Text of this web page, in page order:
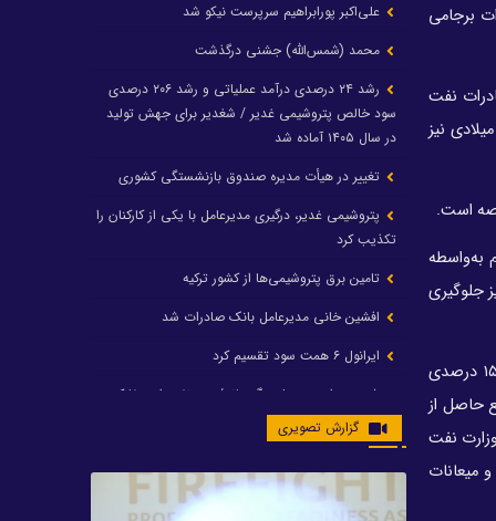
برجامی
نفت
سال گذشته میلادی نیز
است.
به‌واسطه
درآمدهای ارزی آن توانست بخش بزرگی از کسری بودجه را جبران و در عین حال از بروز تورم‌های بالای ۱۰۰ نیز جلوگیری
همچنین شاخص‌های اقتصادی از افزایش نقش نفت در بهبود شرایط حکایت دارد. نتیجه تلاش‌های دو ساله وزارت نفت تحقق بیش از ۱۵۰ درصدی
هماهنگی اقتصادی) و واریز ۱۱۲ درصدی منابع تبصره ۱۴ قانون بودجه سال ۱۴۰۰ (منابع حاصل از
تا آنجا که درآمدهای وزارت نفت
میعانات
علی‌اکبر پورابراهیم سرپرست نیکو شد
محمد (شمس‌الله) جشنی درگذشت
رشد ۲۴ درصدی درآمد عملیاتی و رشد ۲۰۶ درصدی
سود خالص پتروشیمی غدیر / شغدیر برای جهش تولید
در سال ۱۴۰۵ آماده شد
تغییر در هیأت مدیره صندوق بازنشستگی کشوری
پتروشیمی غدیر، درگیری مدیرعامل با یکی از کارکنان را
تکذیب کرد
تامین برق پتروشیمی‌ها از کشور ترکیه
افشین خانی مدیرعامل بانک صادرات شد
ایرانول ۶ همت سود تقسیم کرد
شریعتمداری در هلدینگ ماند/ وزیرنفت استعفا کرد
با حکم رئیس‌جمهور؛ دکتر عسکری‌آزاد و دکتر مروتی در
منصوب شدند
گزارش تصویری